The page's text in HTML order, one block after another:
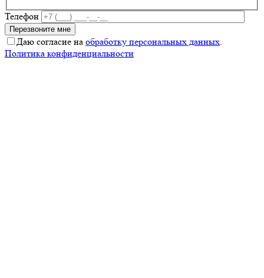
Телефон
Даю согласие на обработку персональных данных
Политика конфиденциальности